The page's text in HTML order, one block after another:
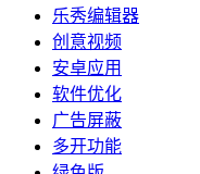
乐秀编辑器
创意视频
安卓应用
软件优化
广告屏蔽
多开功能